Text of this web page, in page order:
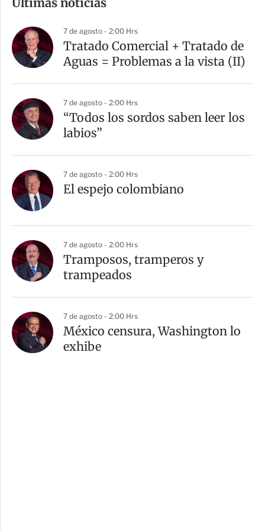
p
a
r
t
7 de agosto - 2:00 Hrs
Tratado Comercial + Tratado de
Aguas = Problemas a la vista (II)
7 de agosto - 2:00 Hrs
“Todos los sordos saben leer los
labios”
7 de agosto - 2:00 Hrs
El espejo colombiano
7 de agosto - 2:00 Hrs
Tramposos, tramperos y
trampeados
7 de agosto - 2:00 Hrs
México censura, Washington lo
exhibe